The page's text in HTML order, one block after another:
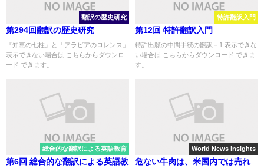
翻訳の歴史研究
第294回翻訳の歴史研究
『知恵の七柱』と「アラビアのロレンス」
表示できない場合は こちらからダウンロ
ード できます。...
特許翻訳入門
第12回 特許翻訳入門
特許出願の中間手続の翻訳－1 表示できな
い場合は こちらからダウンロード できま
す。...
総合的な翻訳による英語教育
第6回 総合的な翻訳による英語教
World News insights
危ない牛肉は、米国内では売れ